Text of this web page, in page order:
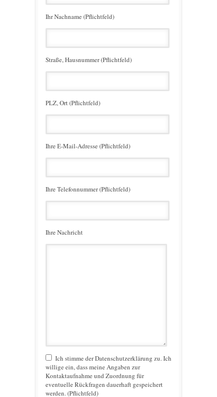
Ihr Nachname (Pflichtfeld)
Straße, Hausnummer (Pflichtfeld)
PLZ, Ort (Pflichtfeld)
Ihre E-Mail-Adresse (Pflichtfeld)
Ihre Telefonnummer (Pflichtfeld)
Ihre Nachricht
Ich stimme der Datenschutzerklärung zu. Ich
willige ein, dass meine Angaben zur
Kontaktaufnahme und Zuordnung für
eventuelle Rückfragen dauerhaft gespeichert
werden. (Pflichtfeld)